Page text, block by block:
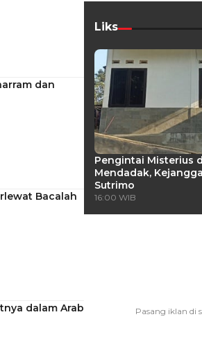
dan
Bacalah
dalam Arab
Liks
Pengintai Misterius
Mendadak,
Sutrimo
16:00 WIB